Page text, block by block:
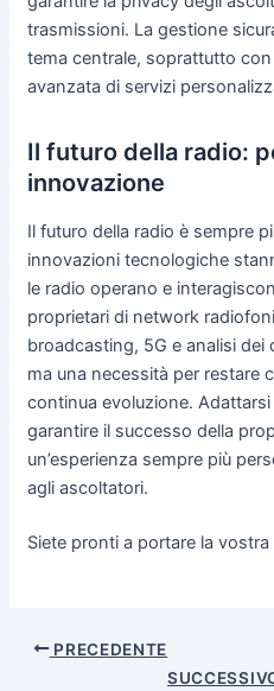
trasmissioni. La gestione
tema centrale, soprattutto con
avanzata di servizi
Il futuro della radio:
innovazione
Il futuro della radio è sempre
innovazioni tecnologiche
le radio operano e
proprietari di network
broadcasting, 5G e analisi dei
ma una necessità per restare
continua evoluzione.
garantire il successo della
un’esperienza sempre più
agli ascoltatori.
Siete pronti a portare la vostra
PRECEDENTE